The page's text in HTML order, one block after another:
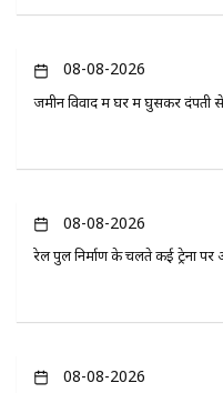
08-08-2026
जमीन विवाद में घर में घुसकर दंपती
08-08-2026
रेल पुल निर्माण के चलते कई ट्रेनों पर
08-08-2026